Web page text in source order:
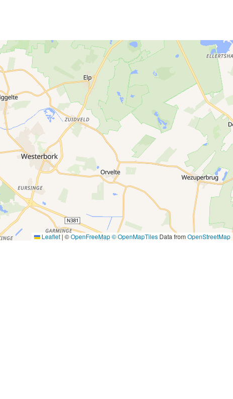
Leaflet | ©OpenFreeMap© OpenMapTiles Data from OpenStreetMap